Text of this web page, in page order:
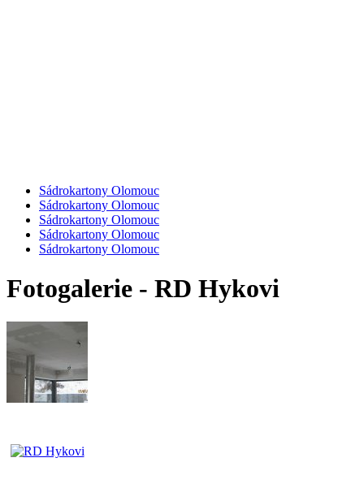
Sádrokartony Olomouc
Sádrokartony Olomouc
Sádrokartony Olomouc
Sádrokartony Olomouc
Sádrokartony Olomouc
Fotogalerie - RD Hykovi